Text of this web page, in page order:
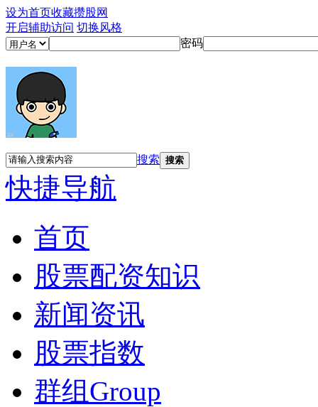
设为首页收藏攒股网
开启辅助访问 切换风格
密码
搜索 搜索
快捷导航
首页
股票配资知识
新闻资讯
股票指数
群组 Group